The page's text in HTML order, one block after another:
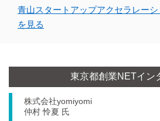
青山スタートアップアクセラレー
を見る
東京都創業NETイン
株式会社yomiyomi
仲村 怜夏 氏